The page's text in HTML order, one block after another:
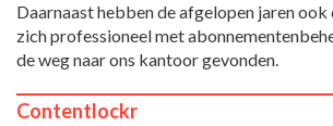
Daarnaast hebben de afgelopen jaren
zich professioneel met
de weg naar ons kantoor gevonden.
Contentlockr